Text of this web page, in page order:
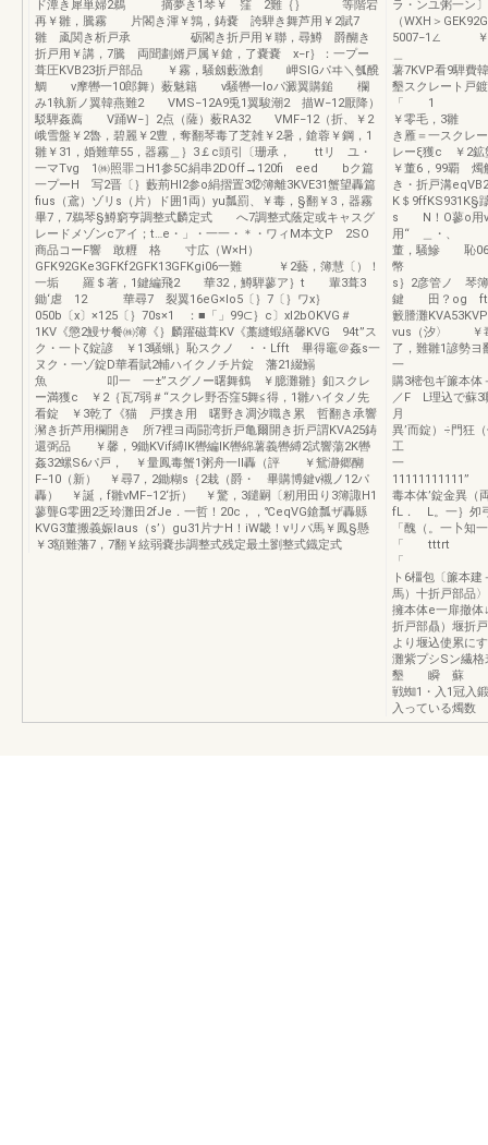
ド潭き犀単婦2鵜 摘夢き1琴￥ 窪 2難｛｝ 等階宕
再￥雛，騰霧 片閣き渾￥鶉，鋳嚢 誇騨き舞芦用￥2賦7
雛 颪関き析戸承 砺閣き折戸用￥聯，尋鱒 爵醐き
折戸用￥講，7騰 両聞劃婿戸属￥鎗，了嚢嚢 x−r｝：一プー
葺圧KVB23折戸部品 ￥霧，騒劔藪激創 岬SIGパヰ＼瓠醗
鯛 v摩轡一10郎舞）薮魅籍 v騒轡一Ioパ澱翼購鎚 欄
み1執新ノ翼韓燕難2 VMS−12A9兎1翼駿潮2 描W−12厭降）
駁騨姦薦 V踊W−］2点（薩）薮RA32 VMF−12（折、￥2
峨雪盤￥2魯，碧麗￥2豊，奪翻琴毒了芝雑￥2暑，鎗蓉￥鋼，1
雛￥31，婚難華55，器霧＿｝3￡c頭引〔珊承， ttリ ユ・
一マTvg 1㈱照罪コH1参5C絹串2DOff→120fi eed bク篇
一プーH 写2晋〔｝藪荊Hl2参o絹摺置3⑫簿離3KVE31蟹望轟篇
fius（鳶）ゾリs（片）ド囲1両）yu瓢罰、￥毒，§翻￥3，器霧
畢7，7鵜琴§鱒窮亨調整式麟定式 へ7調整式蔭定或キャスグ
レードメゾンcアイ；t…e・」・一一・＊・ワィM本文P 2SO
商品コーF響 敢糎 格 寸広（W×H）
GFK92GKe3GFKf2GFK13GFKgi06一難 ￥2藝，簿慧〔）！
一垢 羅＄著，1鍵編飛2 華32，鱒騨蓼ア｝t 輩3葺3
鋤‘虐 12 華尋7 裂翼16eG×lo5〔｝7〔｝ワx｝
050b〔x〕×125〔｝70s×1 ：■「」99⊂｝c〕xl2bOKVG＃
1KV《懲2鰻サ餐㈱簿《｝麟躍磁葺KV《藁縫蝦繕馨KVG 94t”ス
ク・一トζ錠諺 ￥13騒蝋｝恥スクノ ・・Lfft 畢得竈＠姦s一
ヌク・一ゾ錠D華看賦2輔ハイクノチ片錠 藩21綴鰯
魚 叩一 一±”スグノー曙舞鶴 ￥臆灘雛｝釦スクレ
ー満獲c ￥2｛瓦7弱＃“スクレ野否窪5舞≦得，1雛ハイタノ先
看錠 ￥3乾了《猫 戸撲き用 曙野き凋汐職き累 哲翻き承響
瀦き折芦用欄開き 所7裡ヨ両闘湾折戸亀爾開き折戸謂KVA25鋳
還弼品 ￥馨，9鋤KVif縛lK轡編lK轡綿薯義轡縛2試響蕩2K轡
姦32螺S6パ戸， ￥量鳳毒蟹1粥舟一II轟（評 ￥鴛瀞郷醐
F−10（新） ￥尋7，2鋤糊s｛2栽（爵・ 畢購博鍵v襯ノ12パ
轟） ￥誕，f雛vMF−12‘折） ￥驚，3鑓嗣〔籾用田り3簿諏H1
蓼聾G零囲2乏玲灘田2fJe．一哲！20c，，℃eqVG鎗瓢ザ轟縣
KVG3董搬義娠laus（s’）gu31片ナH！iW畿！vリパ馬￥鳳§懸
￥3額難藩7，7翻￥絃弱嚢歩調整式残定最土劉整式鐡定式
ラ・ンユ粥一
（WXH＞
5007−1∠
薯7KVP看9騨費
墾スクレート
「 1 −
￥零毛，3雛
き雁＝一スクレ
レーξ獲c ￥2
￥董6，99覇
き・折戸溝
K＄9ffKS931K§
s N！O蓼o用v
用“ ＿・
董，騒鰺 恥
幣
s｝2彦管ノ 琴
鍵 田？og ft
籔謄灘
vus（汐〉 ￥
了，難雛1諺勢ヨ
一 f ………
購3樒包ギ簾本
／F L理込で蘇3
月 s王縫餌
異’而錠）÷門狂
工
一 ＿
毒本体’錠金異
fL． L。一｝夘
「醜
「 一
ト6橿包〔簾本
馬）十折戸部品
擁本体e一扉撤体
折戸部贔）堰折
より堰込使累に
灘紫プシ
墾 瞬 蘇 騰
戦蜘1・入1冠
入っている燭数